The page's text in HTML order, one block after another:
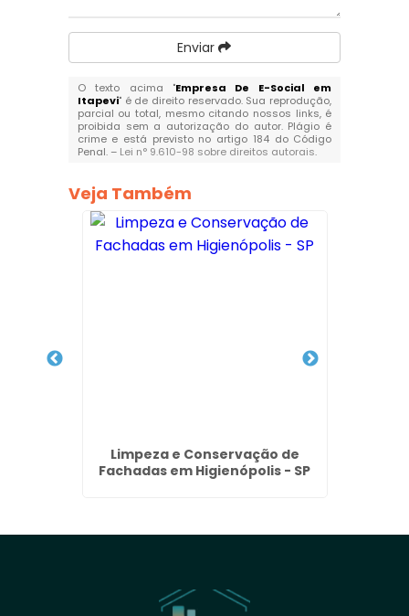
Enviar
O texto acima "Empresa De E-Social em
Itapevi" é de direito reservado. Sua reprodução,
parcial ou total, mesmo citando nossos links, é
proibida sem a autorização do autor. Plágio é
crime e está previsto no artigo 184 do Código
Penal. – Lei n° 9.610-98 sobre direitos autorais.
Veja Também
Limpeza e Conservação de
Fachadas em Higienópolis - SP